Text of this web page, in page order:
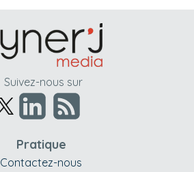
Suivez-nous sur
Pratique
Contactez-nous